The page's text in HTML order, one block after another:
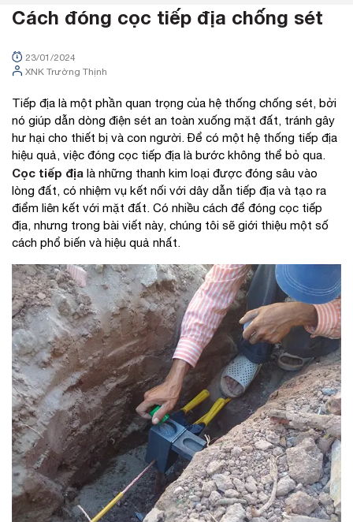
Cách đóng cọc tiếp địa chống sét
23/01/2024
XNK Trường Thịnh
Tiếp địa là một phần quan trọng của hệ thống chống sét, bởi
nó giúp dẫn dòng điện sét an toàn xuống mặt đất, tránh gây
hư hại cho thiết bị và con người. Để có một hệ thống tiếp địa
hiệu quả, việc đóng cọc tiếp địa là bước không thể bỏ qua.
Cọc tiếp địa là những thanh kim loại được đóng sâu vào
lòng đất, có nhiệm vụ kết nối với dây dẫn tiếp địa và tạo ra
điểm liên kết với mặt đất. Có nhiều cách để đóng cọc tiếp
địa, nhưng trong bài viết này, chúng tôi sẽ giới thiệu một số
cách phổ biến và hiệu quả nhất.